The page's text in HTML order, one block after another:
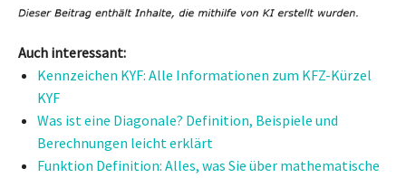
Auch interessant:
Kennzeichen KYF: Alle Informationen zum KFZ-Kürzel
KYF
Was ist eine Diagonale? Definition, Beispiele und
Berechnungen leicht erklärt
Funktion Definition: Alles, was Sie über mathematische